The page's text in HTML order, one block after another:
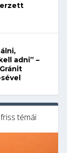
adni” –
témái